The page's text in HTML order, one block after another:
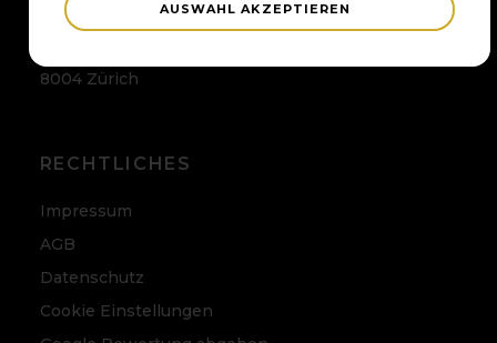
Maybaum AG
8004 Zürich
RECHTLICHES
Impressum
AGB
Datenschutz
Cookie Einstellungen
AUSWAHL AKZEPTIEREN